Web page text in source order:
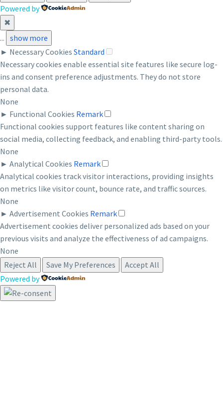
Powered by
✖
... show more
► Necessary Cookies Standard
Necessary cookies enable essential site features like secure log-
ins and consent preference adjustments. They do not store
personal data.
None
► Functional Cookies Remark
Functional cookies support features like content sharing on
social media, collecting feedback, and enabling third-party tools.
None
► Analytical Cookies Remark
Analytical cookies track visitor interactions, providing insights
on metrics like visitor count, bounce rate, and traffic sources.
None
► Advertisement Cookies Remark
Advertisement cookies deliver personalized ads based on your
previous visits and analyze the effectiveness of ad campaigns.
None
Reject All
Save My Preferences
Accept All
Powered by